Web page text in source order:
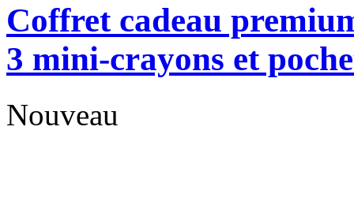
Coffret cadeau
3 mini-crayons et
Nouveau